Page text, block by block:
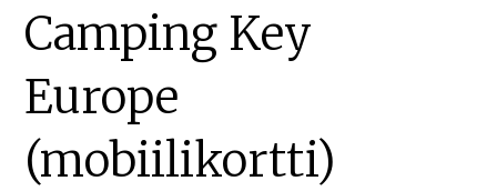
Camping Key
Europe
(mobiilikortti)